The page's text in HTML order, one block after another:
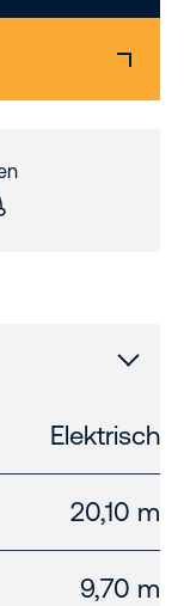
Elektrisch
20,10 m
9,70 m